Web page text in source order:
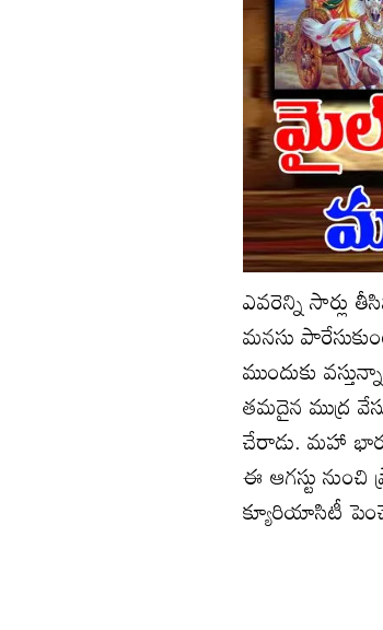
ఎవరెన్ని సార్లు
మనసు
ముందుకు
తమదైన ముద్ర
చేరాడు. మహా
ఈ ఆగస్టు
క్యూరియాసిటీ